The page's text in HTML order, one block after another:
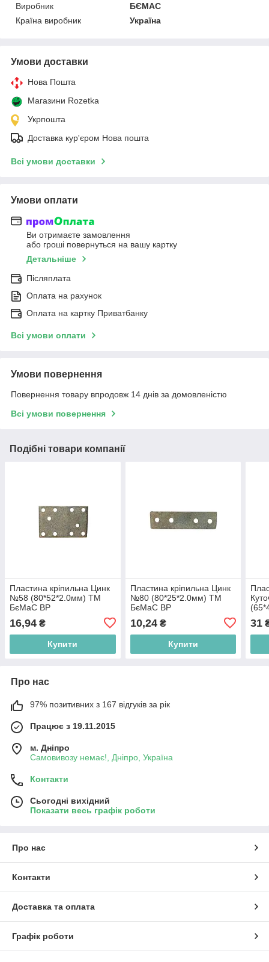
Виробник
БЄМАС
Країна виробник
Україна
Умови доставки
Нова Пошта
Магазини Rozetka
Укрпошта
Доставка кур'єром Нова пошта
Всі умови доставки
Умови оплати
Ви отримаєте замовлення
або гроші повернуться на вашу картку
Детальніше
Післяплата
Оплата на рахунок
Оплата на картку Приватбанку
Всі умови оплати
Умови повернення
Повернення товару впродовж 14 днів за домовленістю
Всі умови повернення
Подібні товари компанії
Пластина кріпильна Цинк
№58 (80*52*2.0мм) ТМ
БєМаС BP
16,94 ₴
Купити
Пластина кріпильна Цинк
№80 (80*25*2.0мм) ТМ
БєМаС BP
10,24₴
Купити
31
Про нас
97% позитивних з 167 відгуків за рік
Працює з 19.11.2015
м. Дніпро
Самовивозу немає!, Дніпро, Україна
Контакти
Сьогодні вихідний
Показати весь графік роботи
Про нас
Контакти
Доставка та оплата
Графік роботи